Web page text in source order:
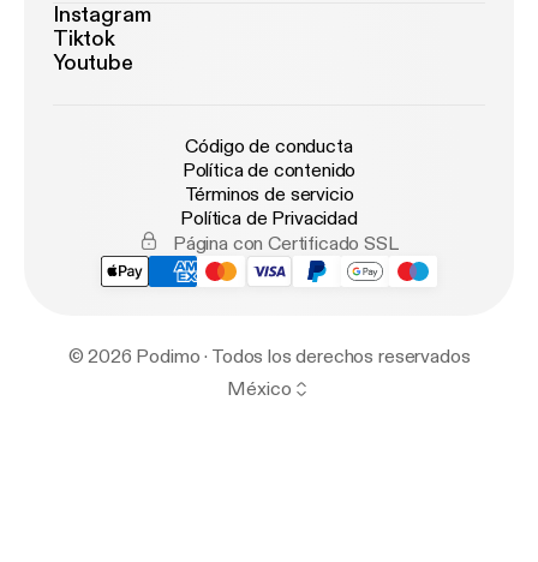
Instagram
Tiktok
Youtube
Código de conducta
Política de contenido
Términos de servicio
Política de Privacidad
Página con Certificado SSL
© 2026 Podimo · Todos los derechos reservados
México